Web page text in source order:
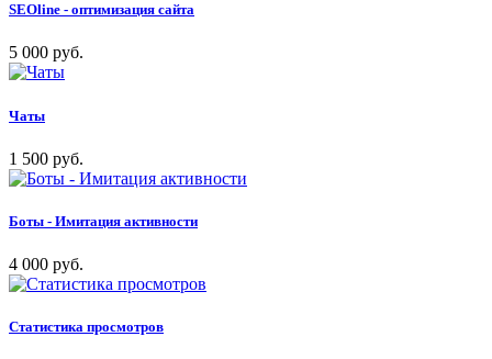
SEOline - оптимизация сайта
5 000 руб.
Чаты
1 500 руб.
Боты - Имитация активности
4 000 руб.
Статистика просмотров